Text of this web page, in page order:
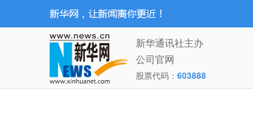
新华通讯社主办
公司官网
股票代码： 603888